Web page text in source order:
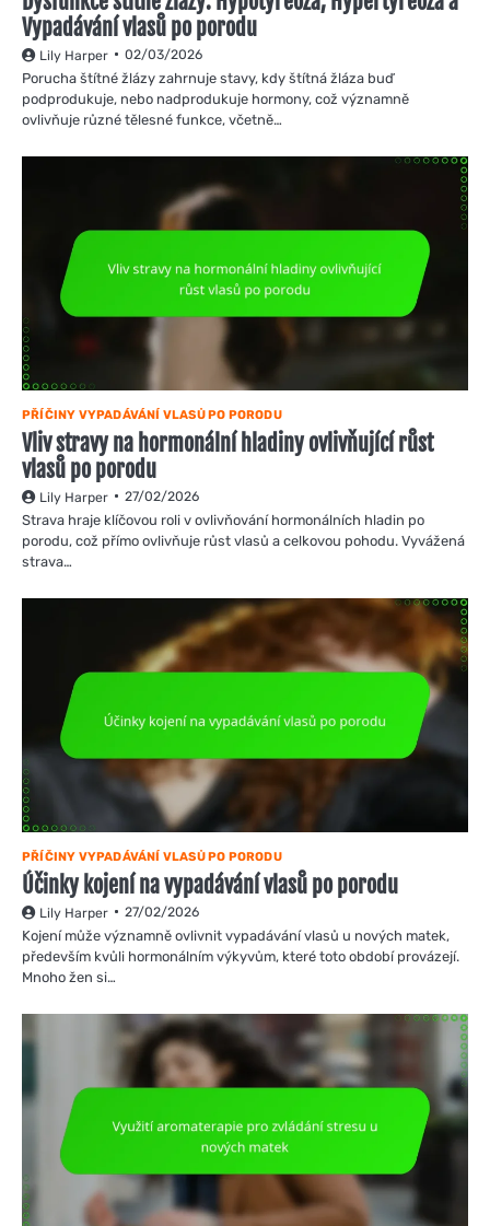
Vypadávání vlasů po porodu
Lily Harper 02/03/2026
Porucha štítné žlázy zahrnuje stavy, kdy štítná žláza buď
podprodukuje, nebo nadprodukuje hormony, což významně
ovlivňuje různé tělesné funkce, včetně…
PŘÍČINY VYPADÁVÁNÍ VLASŮ PO PORODU
Vliv stravy na hormonální hladiny ovlivňující růst
vlasů po porodu
Lily Harper 27/02/2026
Strava hraje klíčovou roli v ovlivňování hormonálních hladin po
porodu, což přímo ovlivňuje růst vlasů a celkovou pohodu. Vyvážená
strava…
PŘÍČINY VYPADÁVÁNÍ VLASŮ PO PORODU
Účinky kojení na vypadávání vlasů po porodu
Lily Harper 27/02/2026
Kojení může významně ovlivnit vypadávání vlasů u nových matek,
především kvůli hormonálním výkyvům, které toto období provázejí.
Mnoho žen si…